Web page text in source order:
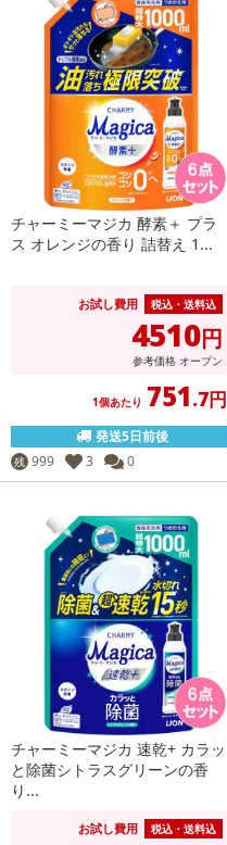
チャーミーマジカ 酵素＋ プラ
ス オレンジの香り 詰替え 1...
お試し費用 税込・送料込
4510円
参考価格 オープン
1個あたり 751.7円
発送5日前後
残 999 3 0
チャーミーマジカ 速乾+ カラッ
と除菌シトラスグリーンの香
り...
お試し費用 税込・送料込